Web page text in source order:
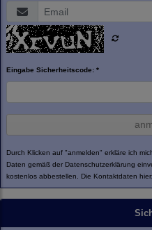
Eingabe Sicherheitscode: *
Durch Klicken auf "anmelden" erkläre ich
Daten gemäß der Datenschutzerklärung
kostenlos abbestellen. Die Kontaktdaten